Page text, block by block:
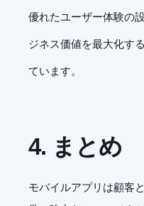
優れたユーザー体験の
ジネス価値を最大化す
ています。
4. まとめ
モバイルアプリは顧客